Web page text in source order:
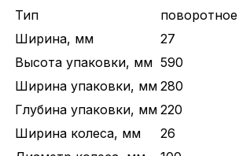
Тип
поворотное
Ширина, мм
27
Высота упаковки, мм 590
Ширина упаковки, мм 280
Глубина упаковки, мм 220
Ширина колеса, мм
26